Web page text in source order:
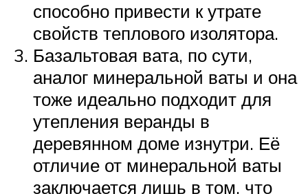
способно привести к утрате
свойств теплового изолятора.
Базальтовая вата, по сути,
аналог минеральной ваты и она
тоже идеально подходит для
утепления веранды в
деревянном доме изнутри. Её
отличие от минеральной ваты
заключается лишь в том, что